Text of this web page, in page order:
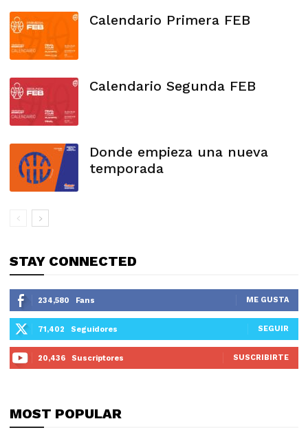
Calendario Primera FEB
Calendario Segunda FEB
Donde empieza una nueva
temporada
STAY CONNECTED
234,580 Fans ME GUSTA
71,402 Seguidores SEGUIR
20,436 Suscriptores SUSCRIBIRTE
MOST POPULAR